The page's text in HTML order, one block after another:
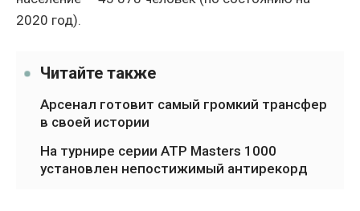
2020 год).
Читайте также
Арсенал готовит самый громкий трансфер
в своей истории
На турнире серии ATP Masters 1000
установлен непостижимый антирекорд